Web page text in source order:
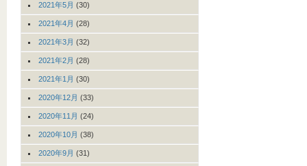
2021年5月 (30)
2021年4月 (28)
2021年3月 (32)
2021年2月 (28)
2021年1月 (30)
2020年12月 (33)
2020年11月 (24)
2020年10月 (38)
2020年9月 (31)